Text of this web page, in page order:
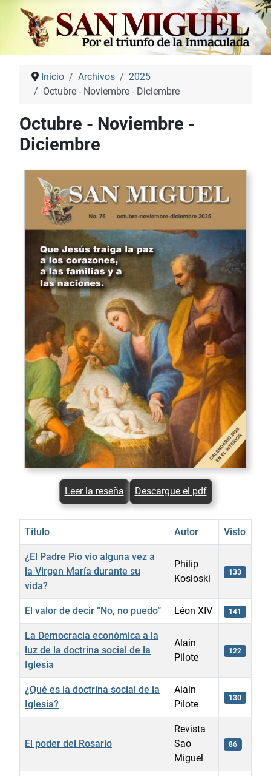
Inicio Archivos
2025
Octubre - Noviembre - Diciembre
Octubre - Noviembre -
Diciembre
Leer la reseña Descargue el pdf
Título Autor Visto
¿El Padre Pío vio alguna vez a
la Virgen María durante su
vida?
Philip
Kosloski
133
El valor de decir “No, no puedo” Léon XIV 141
La Democracia económica a la
luz de la doctrina social de la
Iglesia
Alain
Pilote
122
¿Qué es la doctrina social de la
Iglesia?
Alain
Pilote
130
El poder del Rosario
Revista
Sao
Miguel
86